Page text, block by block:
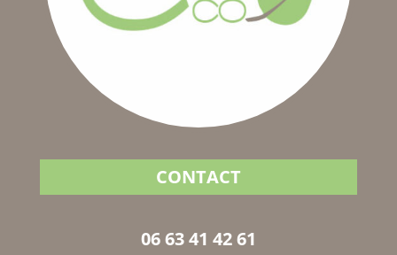
CONTACT
06 63 41 42 61